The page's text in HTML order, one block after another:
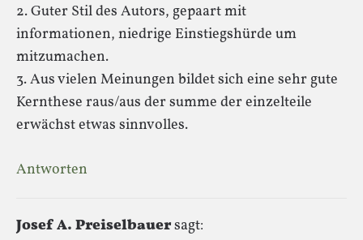
2. Guter Stil des Autors, gepaart mit
informationen, niedrige Einstiegshürde um
mitzumachen.
3. Aus vielen Meinungen bildet sich eine sehr gute
Kernthese raus/aus der summe der einzelteile
erwächst etwas sinnvolles.
Antworten
Josef A. Preiselbauersagt: